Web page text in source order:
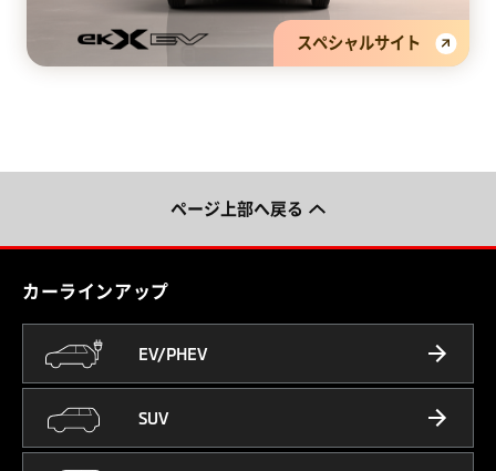
スペシャルサイト
ページ上部へ戻る
カーラインアップ
EV/PHEV
SUV